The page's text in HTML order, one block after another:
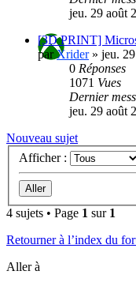
jeu. 29 août
[3D PRINT]
parXrider» jeu.
0 Réponses
1071 Vues
Dernier
jeu. 29 août
Nouveau sujet
Afficher :
4 sujets • Page 1 sur 1
Retourner à l’index du
Aller à